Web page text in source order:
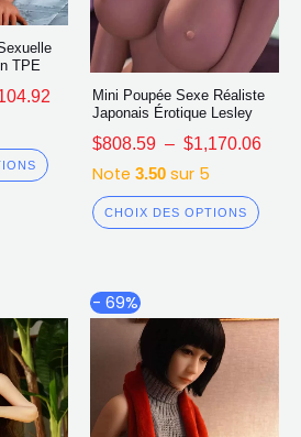
TPE
Mini Poupée Sexe Réaliste
Japonais Érotique Lesley
$808.59 – $1,170.06
Note 3.50sur 5
CHOIX DES OPTIONS
Plage
de
prix :
$984.17
à
$1,471.10
produit
a
plusieurs
variations.
- 69%
de
à